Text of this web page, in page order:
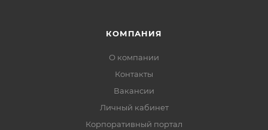
КОМПАНИЯ
О компании
Контакты
Вакансии
Личный кабинет
Корпоративный портал